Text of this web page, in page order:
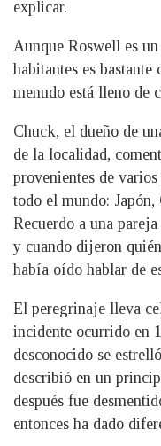
explicar.
Aunque Roswell es
habitantes es
menudo está lleno de
Chuck, el dueño de
de la localidad,
provenientes de
todo el mundo:
Recuerdo a una
y cuando dijeron
había oído hablar de
El peregrinaje lleva
incidente ocurrido en
desconocido se
describió en un
después fue
entonces ha dado